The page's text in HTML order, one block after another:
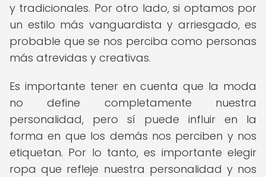
y tradicionales. Por otro lado, si optamos por
un estilo más vanguardista y arriesgado, es
probable que se nos perciba como personas
más atrevidas y creativas.
Es importante tener en cuenta que la moda
no define completamente nuestra
personalidad, pero sí puede influir en la
forma en que los demás nos perciben y nos
etiquetan. Por lo tanto, es importante elegir
ropa que refleje nuestra personalidad y nos